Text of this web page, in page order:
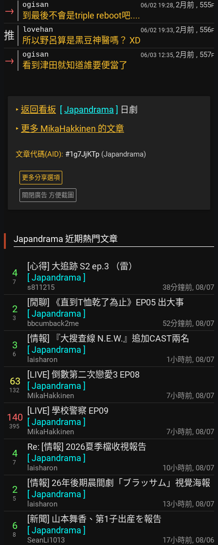
→ ogisan 06/02 19:28, 2月前 , 555F
到最後不會是triple reboot吧....
推 lovehan 06/02 19:33, 2月前 , 556F
所以野呂算是黑豆神醫嗎？ XD
→ ogisan 06/03 12:35, 2月前 , 557F
看到津田就知道誰要便當了
‣ 返回看板 [Japandrama ] 日劇
‣ 更多 MikaHakkinen 的文章
文章代碼(AID): #1g7JjKTp (Japandrama)
更多分享選項
關閉廣告 方便截圖
Japandrama 近期熱門文章
4
7
[心得] 大追跡 S2 ep.3 （雷）
[Japandrama ]
s811215 38分鐘前, 08/07
2
3
[閒聊] 《直到T恤乾了為止》EP05 出大事
[Japandrama ]
bbcumback2me 52分鐘前, 08/07
3
6
[情報] 『大搜查線 N.E.W.』追加CAST兩名
[Japandrama ]
laisharon 1小時前, 08/07
63
132
[LIVE] 倒數第二次戀愛3 EP08
[Japandrama ]
MikaHakkinen 7小時前, 08/07
140
395
[LIVE] 學校警察 EP09
[Japandrama ]
MikaHakkinen 7小時前, 08/07
4
7
Re: [情報] 2026夏季檔收視報告
[Japandrama ]
laisharon 10小時前, 08/07
2
5
[情報] 26年後期晨間劇「ブラッサム」視覺海報
[Japandrama ]
laisharon 13小時前, 08/07
6
8
[新聞] 山本舞香、第1子出産を報告
[Japandrama ]
SeanLi1013 17小時前, 08/06